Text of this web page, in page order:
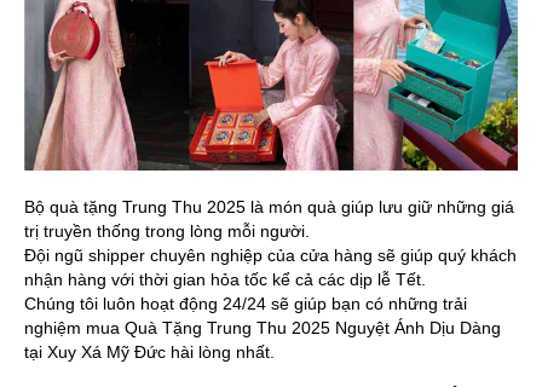
Bộ quà tặng Trung Thu 2025 là món quà giúp lưu giữ những giá
trị truyền thống trong lòng mỗi người.
Đội ngũ shipper chuyên nghiệp của cửa hàng sẽ giúp quý khách
nhận hàng với thời gian hỏa tốc kể cả các dịp lễ Tết.
Chúng tôi luôn hoạt động 24/24 sẽ giúp bạn có những trải
nghiệm mua Quà Tặng Trung Thu 2025 Nguyệt Ánh Dịu Dàng
tại Xuy Xá Mỹ Đức hài lòng nhất.